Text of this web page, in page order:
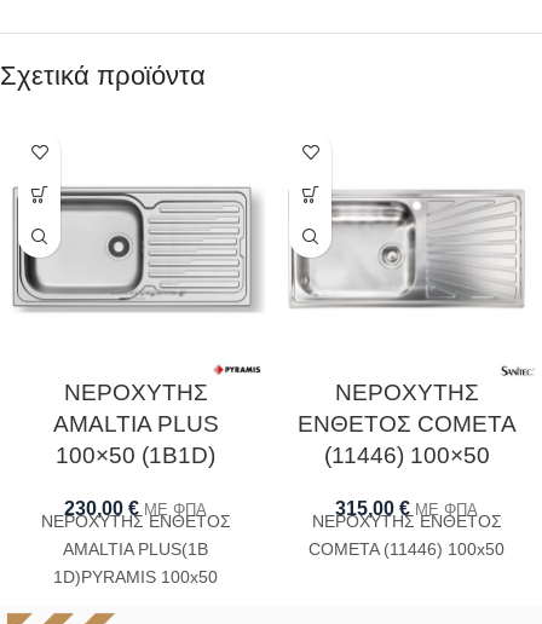
Σχετικά προϊόντα
ΝΕΡΟΧΥΤΗΣ
AMALTIA PLUS
100×50 (1B1D)
230,00 € ΜΕ ΦΠΑ
ΝΕΡΟΧΥΤΗΣ ΕΝΘΕΤΟΣ
AMALTIA PLUS(1B
1D)PYRAMIS 100x50
ΝΕΡΟΧΥΤΗΣ
ΕΝΘΕΤΟΣ COMETA
(11446) 100×50
315,00 € ΜΕ ΦΠΑ
ΝΕΡΟΧΥΤΗΣ ΕΝΘΕΤΟΣ
COMETA (11446) 100x50